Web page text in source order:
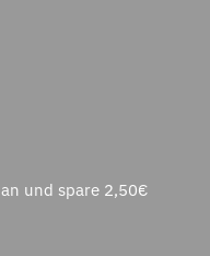
und spare 2,50€